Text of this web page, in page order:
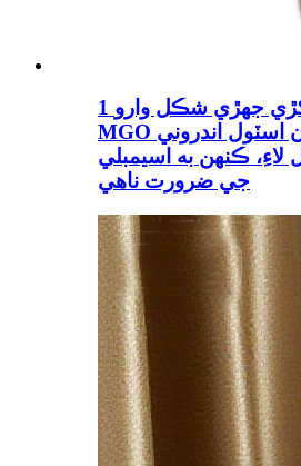
1 پي سي پيڪ پنکڙي جهڙي شڪل وارو
MGO سائڊ ٽيبل ماڊرن اسٽول اندروني
لاءِ، ڪنهن به اسيمبلي
جي ضرورت ناهي